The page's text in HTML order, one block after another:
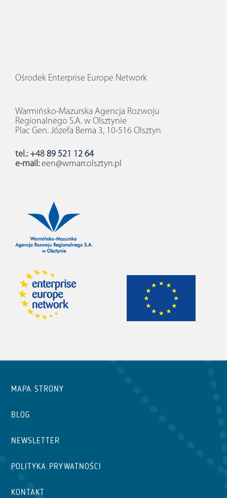
Ośrodek Enterprise Europe Network
Warmińsko-Mazurska Agencja Rozwoju
Regionalnego S.A. w Olsztynie
Plac Gen. Józefa Bema 3, 10-516 Olsztyn
tel.: +48 89 521 12 64
e-mail: een@wmarr.olsztyn.pl
MAPA STRONY
BLOG
NEWSLETTER
POLITYKA PRYWATNOŚCI
KONTAKT